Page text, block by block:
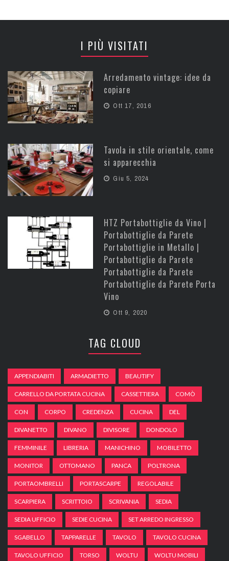
I PIÙ VISITATI
Arredamento vintage: idee da
copiare
Ott 17, 2016
Tavola in stile orientale, come
si apparecchia
Giu 5, 2024
HTZ Portabottiglie da Vino |
Portabottiglie da Parete
Portabottiglie in Metallo |
Portabottiglie da Parete
Portabottiglie da Parete
Portabottiglie da Parete Porta
Vino
Ott 9, 2020
TAG CLOUD
APPENDIABITI ARMADIETTO BEAUTIFY
CARRELLO DA PORTATA CUCINA CASSETTIERA COMÒ
CON CORPO CREDENZA CUCINA DEL
DIVANETTO DIVANO DIVISORE DONDOLO
FEMMINILE LIBRERIA MANICHINO MOBILETTO
MONITOR OTTOMANO PANCA POLTRONA
PORTAOMBRELLI PORTASCARPE REGOLABILE
SCARPIERA SCRITTOIO SCRIVANIA SEDIA
SEDIA UFFICIO SEDIE CUCINA SET ARREDO INGRESSO
SGABELLO TAPPARELLE TAVOLO TAVOLO CUCINA
TAVOLO UFFICIO TORSO WOLTU WOLTU MOBILI